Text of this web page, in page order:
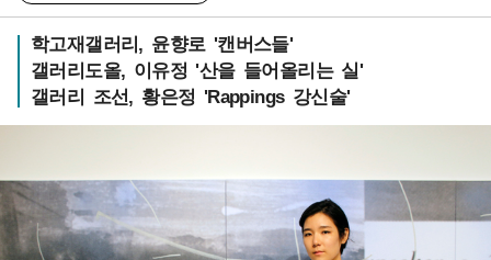
학고재갤러리, 윤향로 '캔버스들'
갤러리도올, 이유정 '산을 들어올리는 실'
갤러리 조선, 황은정 'Rappings 강신술'